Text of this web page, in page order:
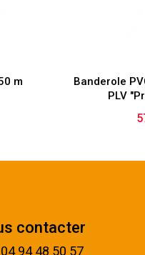
m
Banderole
PLV
contacter
94 48 50 57